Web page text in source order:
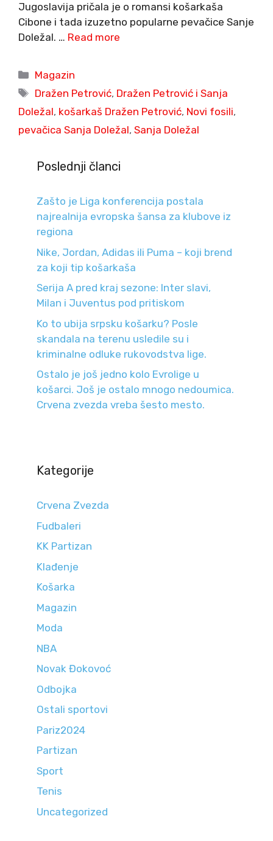
Jugoslavija pričala je o romansi košarkaša
Cibone i tada izuzetno popularne pevačice Sanje
Doležal. … Read more
Categories
Magazin
Tags
Dražen Petrović, Dražen Petrović i Sanja
Doležal, košarkaš Dražen Petrović, Novi fosili,
pevačica Sanja Doležal, Sanja Doležal
Poslednji članci
Zašto je Liga konferencija postala
najrealnija evropska šansa za klubove iz
regiona
Nike, Jordan, Adidas ili Puma – koji brend
za koji tip košarkaša
Serija A pred kraj sezone: Inter slavi,
Milan i Juventus pod pritiskom
Ko to ubija srpsku košarku? Posle
skandala na terenu usledile su i
kriminalne odluke rukovodstva lige.
Ostalo je još jedno kolo Evrolige u
košarci. Još je ostalo mnogo nedoumica.
Crvena zvezda vreba šesto mesto.
Kategorije
Crvena Zvezda
Fudbaleri
KK Partizan
Klađenje
Košarka
Magazin
Moda
NBA
Novak Đokovoć
Odbojka
Ostali sportovi
Pariz2024
Partizan
Sport
Tenis
Uncategorized